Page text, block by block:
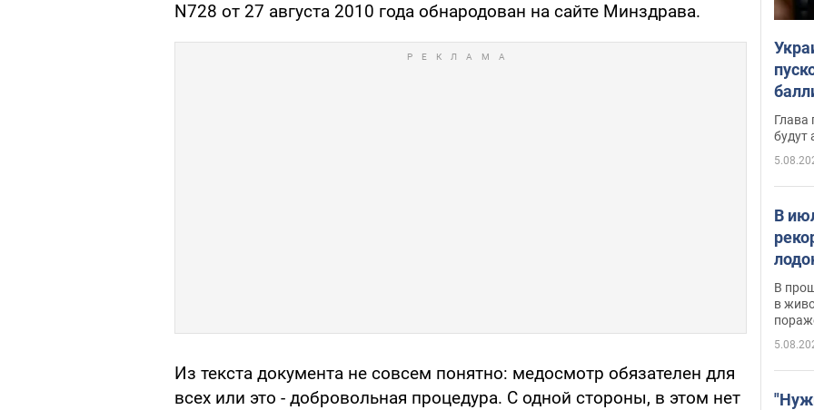
N728 от 27 августа 2010 года обнародован на сайте Минздрава.
Из текста документа не совсем понятно: медосмотр обязателен для
всех или это - добровольная процедура. С одной стороны, в этом нет
Глава
будут
В
В
в